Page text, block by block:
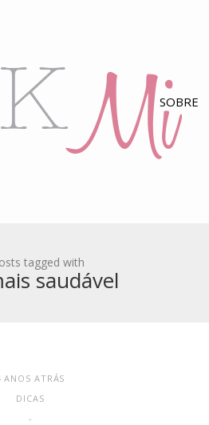
tagged with
saudável
ANOS ATRÁS
DICAS
-